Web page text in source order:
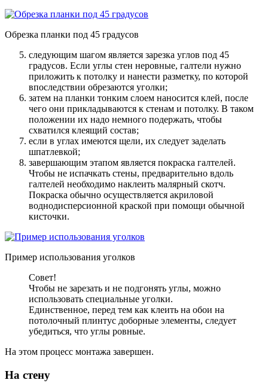
Обрезка планки под 45 градусов
следующим шагом является зарезка углов под 45
градусов. Если углы стен неровные, галтели нужно
приложить к потолку и нанести разметку, по которой
впоследствии обрезаются уголки;
затем на планки тонким слоем наносится клей, после
чего они прикладываются к стенам и потолку. В таком
положении их надо немного подержать, чтобы
схватился клеящий состав;
если в углах имеются щели, их следует заделать
шпатлевкой;
завершающим этапом является покраска галтелей.
Чтобы не испачкать стены, предварительно вдоль
галтелей необходимо наклеить малярный скотч.
Покраска обычно осуществляется акриловой
воднодисперсионной краской при помощи обычной
кисточки.
Пример использования уголков
Совет!
Чтобы не зарезать и не подгонять углы, можно
использовать специальные уголки.
Единственное, перед тем как клеить на обои на
потолочный плинтус доборные элементы, следует
убедиться, что углы ровные.
На этом процесс монтажа завершен.
На стену